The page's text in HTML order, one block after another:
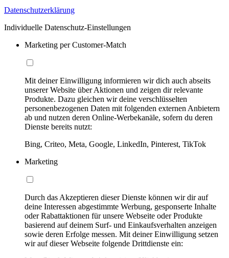
Datenschutzerklärung
Individuelle Datenschutz-Einstellungen
Marketing per Customer-Match
Mit deiner Einwilligung informieren wir dich auch abseits
unserer Website über Aktionen und zeigen dir relevante
Produkte. Dazu gleichen wir deine verschlüsselten
personenbezogenen Daten mit folgenden externen Anbietern
ab und nutzen deren Online-Werbekanäle, sofern du deren
Dienste bereits nutzt:
Bing, Criteo, Meta, Google, LinkedIn, Pinterest, TikTok
Marketing
Durch das Akzeptieren dieser Dienste können wir dir auf
deine Interessen abgestimmte Werbung, gesponserte Inhalte
oder Rabattaktionen für unsere Webseite oder Produkte
basierend auf deinem Surf- und Einkaufsverhalten anzeigen
sowie deren Erfolge messen. Mit deiner Einwilligung setzen
wir auf dieser Webseite folgende Drittdienste ein: